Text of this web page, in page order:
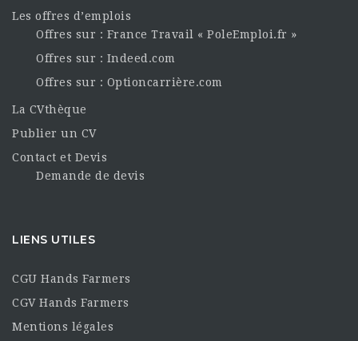
Les offres d’emplois
Offres sur : France Travail « PoleEmploi.fr »
Offres sur : Indeed.com
Offres sur : Optioncarrière.com
La CVthèque
Publier un CV
Contact et Devis
Demande de devis
LIENS UTILES
CGU Hands Farmers
CGV Hands Farmers
Mentions légales